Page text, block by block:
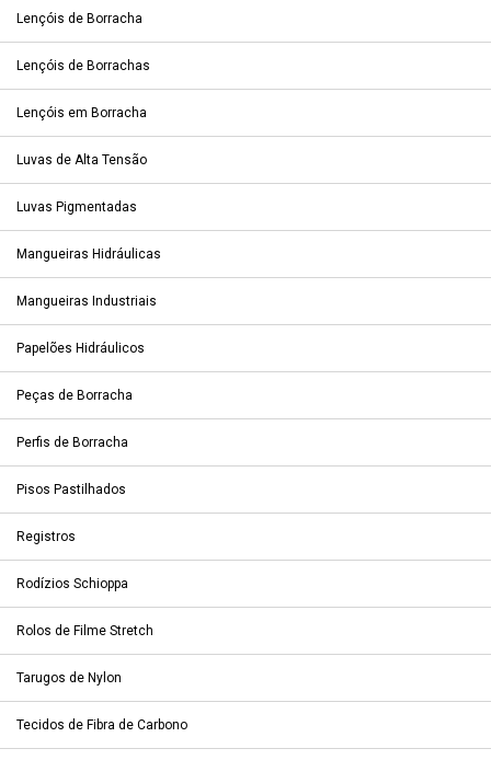
Lençóis de Borracha
Lençóis de Borrachas
Lençóis em Borracha
Luvas de Alta Tensão
Luvas Pigmentadas
Mangueiras Hidráulicas
Mangueiras Industriais
Papelões Hidráulicos
Peças de Borracha
Perfis de Borracha
Pisos Pastilhados
Registros
Rodízios Schioppa
Rolos de Filme Stretch
Tarugos de Nylon
Tecidos de Fibra de Carbono